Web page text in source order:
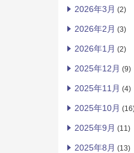
2026年3月 (2)
2026年2月 (3)
2026年1月 (2)
2025年12月 (9)
2025年11月 (4)
2025年10月
2025年9月 (11)
2025年8月 (13)